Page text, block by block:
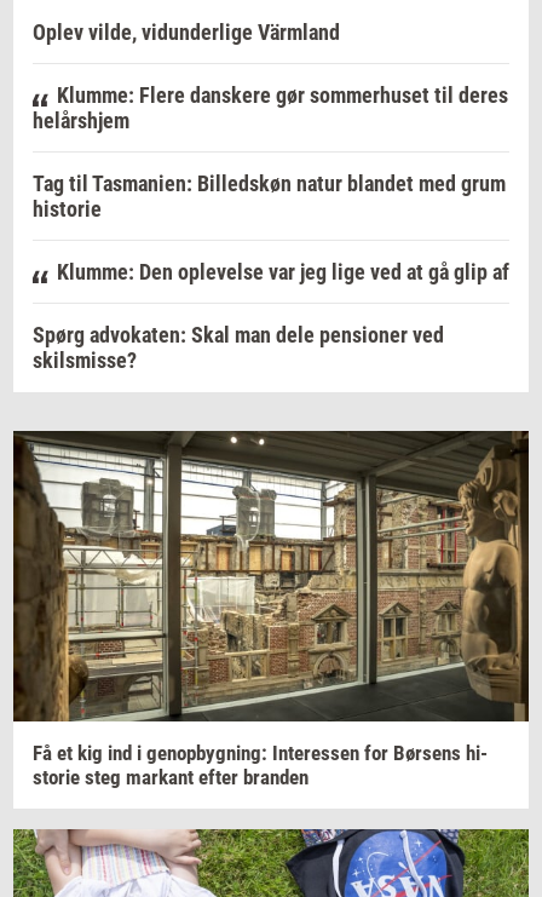
Oplev vilde, vidunderlige Värmland
Klumme: Flere danskere gør sommerhuset til deres
helårshjem
Tag til Tasmanien: Billedskøn natur blandet med grum
historie
Klumme: Den oplevelse var jeg lige ved at gå glip af
Spørg advokaten: Skal man dele pensioner ved
skilsmisse?
Få et kig ind i genop­byg­ning: In­ter­es­sen for Bør­sens hi­
sto­rie steg mar­kant efter bran­den